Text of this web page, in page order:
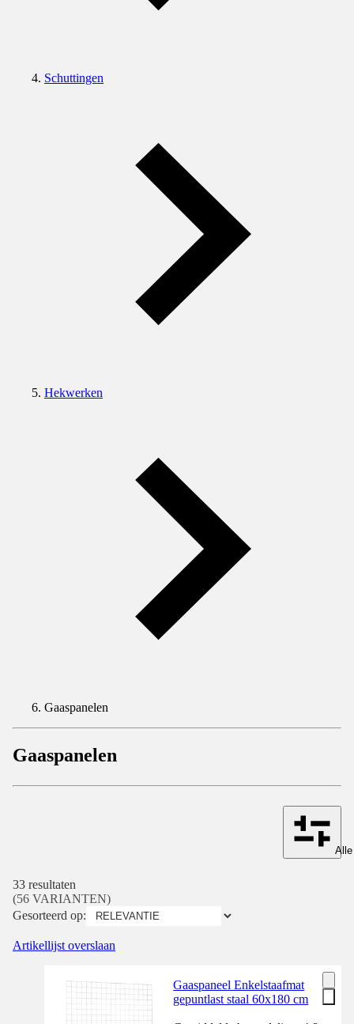
Schuttingen
Hekwerken
Gaaspanelen
Gaaspanelen
33 resultaten
(56 VARIANTEN)
Gesorteerd op:
Artikellijst overslaan
Gaaspaneel Enkelstaafmat
gepuntlast staal 60x180 cm